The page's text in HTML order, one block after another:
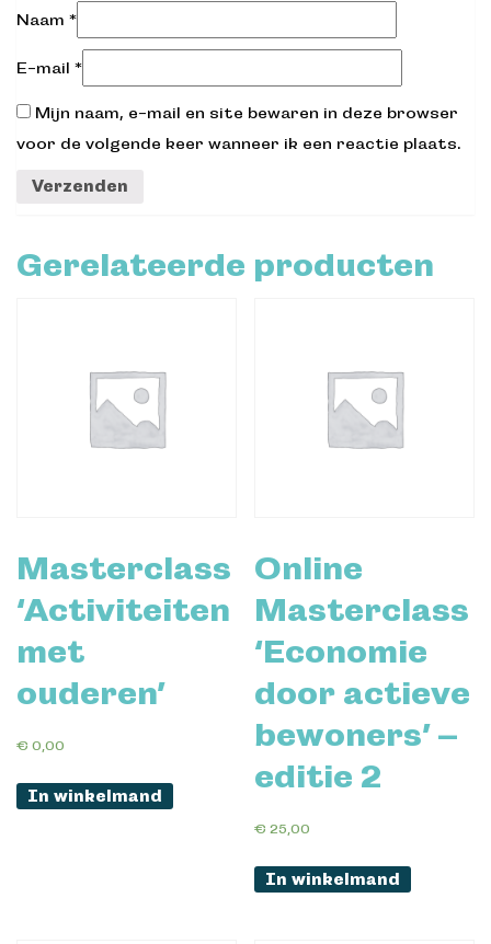
Naam *
E-mail *
Mijn naam, e-mail en site bewaren in deze browser
voor de volgende keer wanneer ik een reactie plaats.
Gerelateerde producten
Masterclass
‘Activiteiten
met
ouderen’
€ 0,00
In winkelmand
Online
Masterclass
‘Economie
door actieve
bewoners’ –
editie 2
€ 25,00
In winkelmand